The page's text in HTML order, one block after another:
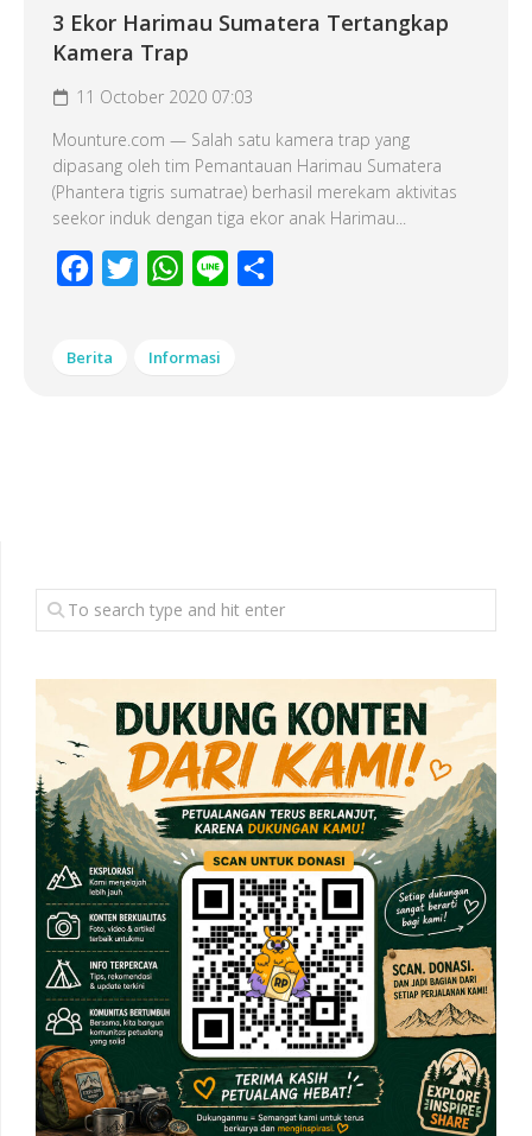
3 Ekor Harimau Sumatera Tertangkap
Kamera Trap
11 October 2020 07:03
Mounture.com — Salah satu kamera trap yang
dipasang oleh tim Pemantauan Harimau Sumatera
(Phantera tigris sumatrae) berhasil merekam aktivitas
seekor induk dengan tiga ekor anak Harimau...
Facebook
Twitter WhatsApp
Line
Berita Informasi